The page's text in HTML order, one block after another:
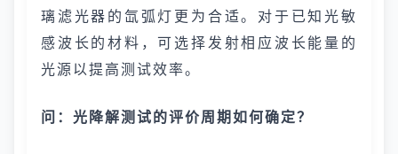
璃滤光器的氙弧灯更为合适。对于已知光敏
感波长的材料，可选择发射相应波长能量的
光源以提高测试效率。
问：光降解测试的评价周期如何确定？